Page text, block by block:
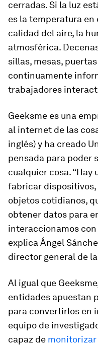
cerradas. Si la luz
es la temperatura en
calidad del aire, la
atmosférica.
sillas, mesas,
continuamente
trabajadores
Geeksme es una
al internet de las
inglés) y ha creado
pensada para poder
cualquier cosa.
fabricar dispositivos,
objetos cotidianos,
obtener datos para
interaccionamos con
explica Ángel
director general de
Al igual que
entidades apuestan
para convertirlos en
equipo de
capaz de